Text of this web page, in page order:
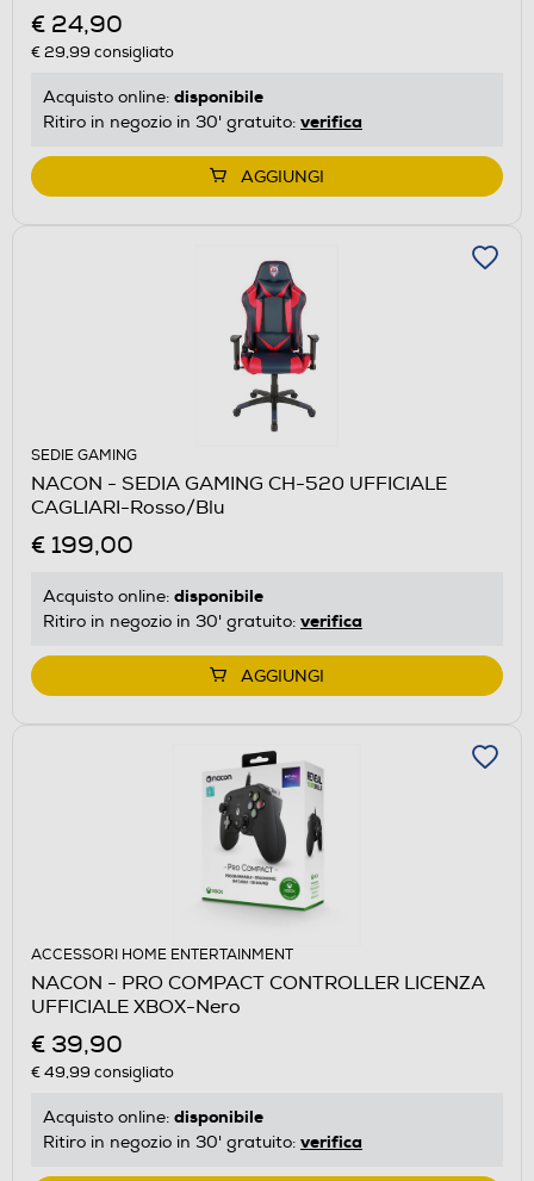
€ 24,90
€ 29,99 consigliato
Acquisto online: disponibile
Ritiro in negozio in 30' gratuito: verifica
AGGIUNGI
SEDIE GAMING
NACON - SEDIA GAMING CH-520 UFFICIALE
CAGLIARI-Rosso/Blu
€ 199,00
Acquisto online: disponibile
Ritiro in negozio in 30' gratuito: verifica
AGGIUNGI
ACCESSORI HOME ENTERTAINMENT
NACON - PRO COMPACT CONTROLLER LICENZA
UFFICIALE XBOX-Nero
€ 39,90
€ 49,99 consigliato
Acquisto online: disponibile
Ritiro in negozio in 30' gratuito: verifica